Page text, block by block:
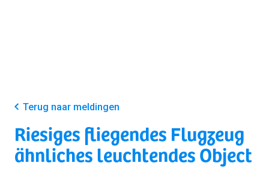
Terug naar meldingen
Riesiges fliegendes Flugzeug
ähnliches leuchtendes Object